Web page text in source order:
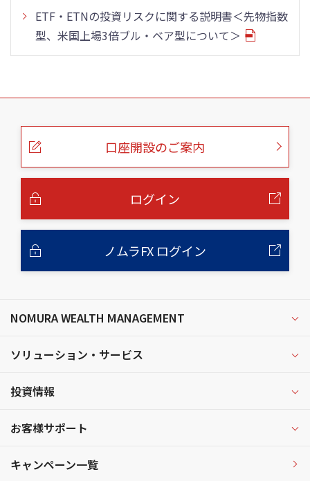
ETF・ETNの投資リスクに関する説明書＜先物指数
型、米国上場3倍ブル・ベア型について＞
こ
口座開設のご案内
ログイン
ノムラFX ログイン
NOMURA WEALTH MANAGEMENT
ソリューション・サービス
投資情報
お客様サポート
キャンペーン一覧